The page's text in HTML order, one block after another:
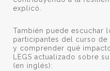
explicó.
También puede escuchar
participantes del curso
y comprender qué
LEGS actualizado sobre
(en inglés):